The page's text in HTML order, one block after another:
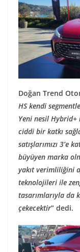
Doğan Trend
HS kendi
Yeni nesil Hybrid+
ciddi bir katkı
satışlarımızı 3’e
büyüyen marka
yakıt verimliliğini
teknolojileri ile
tasarımlarıyla da
çekecektir” dedi.